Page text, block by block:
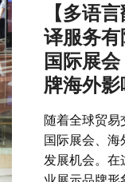
【多语
译服务
国际展
牌海外影
随着全球贸易
国际展会、海
发展机会。在